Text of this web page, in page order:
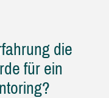
die
für ein